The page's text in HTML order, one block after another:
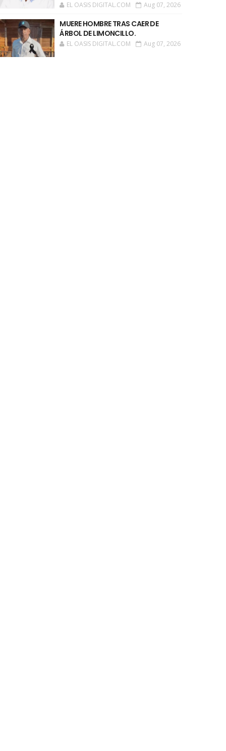
EL OASIS DIGITAL.COM Aug 07, 2026
MUERE HOMBRE TRAS CAER DE
ÁRBOL DE LIMONCILLO.
EL OASIS DIGITAL.COM Aug 07, 2026